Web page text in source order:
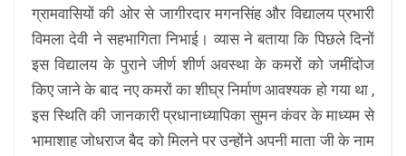
ग्रामवासियों की ओर से जागीरदार मगनसिंह और विद्यालय प्रभारी
विमला देवी ने सहभागिता निभाई। व्यास ने बताया कि पिछले दिनों
इस विद्यालय के पुराने जीर्ण शीर्ण अवस्था के कमरों को जमींदोज
किए जाने के बाद नए कमरों का शीघ्र निर्माण आवश्यक हो गया था ,
इस स्थिति की जानकारी प्रधानाध्यापिका सुमन कंवर के माध्यम से
भामाशाह जोधराज बैद को मिलने पर उन्होंने अपनी माता जी के नाम